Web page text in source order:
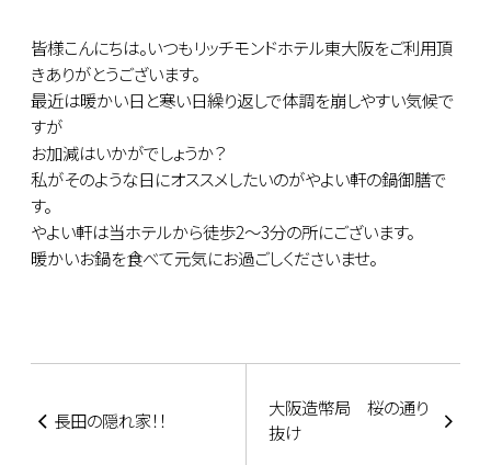
皆様こんにちは。いつもリッチモンドホテル東大阪をご利用頂
きありがとうございます。
最近は暖かい日と寒い日繰り返しで体調を崩しやすい気候で
すが
お加減はいかがでしょうか？
私がそのような日にオススメしたいのがやよい軒の鍋御膳で
す。
やよい軒は当ホテルから徒歩2～3分の所にございます。
暖かいお鍋を食べて元気にお過ごしくださいませ。
長田の隠れ家！！
大阪造幣局 桜の通り
抜け